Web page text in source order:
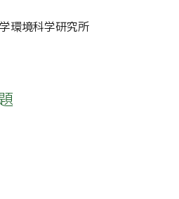
環境科学研究所